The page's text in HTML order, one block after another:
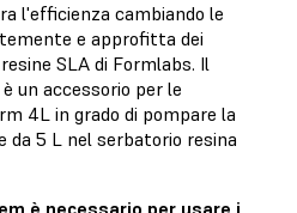
l'efficienza cambiando le
e approfitta dei
SLA di Formlabs. Il
un accessorio per le
4L in grado di pompare la
da 5 L nel serbatorio resina